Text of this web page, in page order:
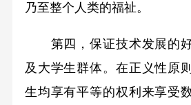
乃至整个人类的福祉。
第四，保证技术发展的好
及大学生群体。在正义性原
生均享有平等的权利来享受